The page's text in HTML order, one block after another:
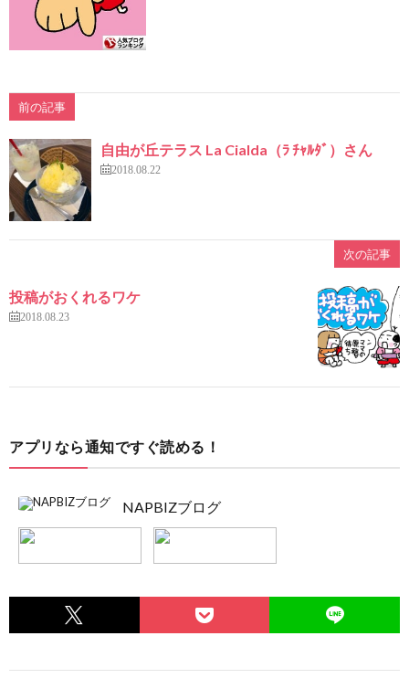
前の記事
自由が丘テラス La Cialda（ﾗ ﾁｬﾙﾀﾞ）さん
2018.08.22
次の記事
投稿がおくれるワケ
2018.08.23
アプリなら通知ですぐ読める！
NAPBIZブログ